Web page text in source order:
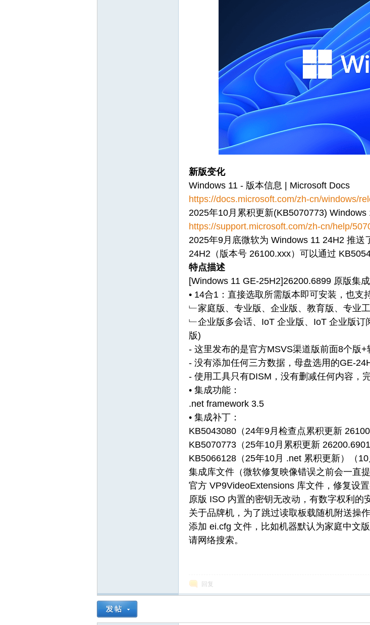
新版变化
Windows 11 - 版本信息 | Microsoft Docs
https://docs.microsoft.com/zh-cn/windows/
2025年10月累积更新(KB5070773)
https://support.microsoft.com/zh-cn/help/
2025年9月底微软为 Windows 11 24H2 推送
24H2（版本号 26100.xxx）​​可以通过
特点描述
[Windows 11 GE-25H2]26200.6899 原版集
• 14合1：直接选取所需版本即可安装，也支
﹂家庭版、专业版、企业版、教育版、专业
﹂企业版多会话、IoT 企业版、IoT 企业版
版)
- 这里发布的是官方MSVS渠道版前面8个版
- 没有添加任何三方数据，母盘选用的GE-
- 使用工具只有DISM，没有删减任何内容，
• 集成功能：
.net framework 3.5
• 集成补丁：
KB5043080（24年9月检查点累积更新
KB5070773（25年10月累积更新
KB5066128（25年10月 .net 累积更新）（10
集成库文件（微软修复映像错误之前会一直提
官方 VP9VideoExtensions 库文件，修复设
原版 ISO 内置的密钥无改动，有数字权利的
关于品牌机，为了跳过读取板载随机附送操
添加 ei.cfg 文件，比如机器默认为家庭中文
请网络搜索。
回复